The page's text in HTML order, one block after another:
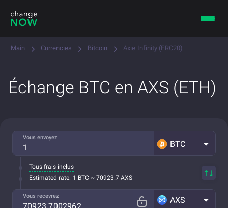
Main Currencies Bitcoin Axie Infinity (ERC20)
Échange BTC en AXS (ETH)
Vous envoyez
BTC
Tous frais inclus
Estimated rate: 1 BTC ~ 70923.7 AXS
Vous recevrez AXS